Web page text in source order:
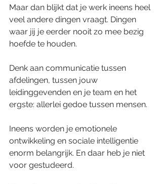
Maar dan blijkt dat je werk ineens heel
veel andere dingen vraagt. Dingen
waar jij je eerder nooit zo mee bezig
hoefde te houden.
Denk aan communicatie tussen
afdelingen, tussen jouw
leidinggevenden en je team en het
ergste: allerlei gedoe tussen mensen.
Ineens worden je emotionele
ontwikkeling en sociale intelligentie
enorm belangrijk. En daar heb je niet
voor gestudeerd.